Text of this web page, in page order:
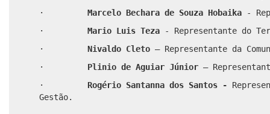
·
Marcelo Bechara de Souza Hobaika
-
·
Mario Luis Teza
- Representante do
·
Nivaldo Cleto – Representante da
·
Plinio de Aguiar Júnior –
·
Rogério Santanna dos Santos -
Gestão.